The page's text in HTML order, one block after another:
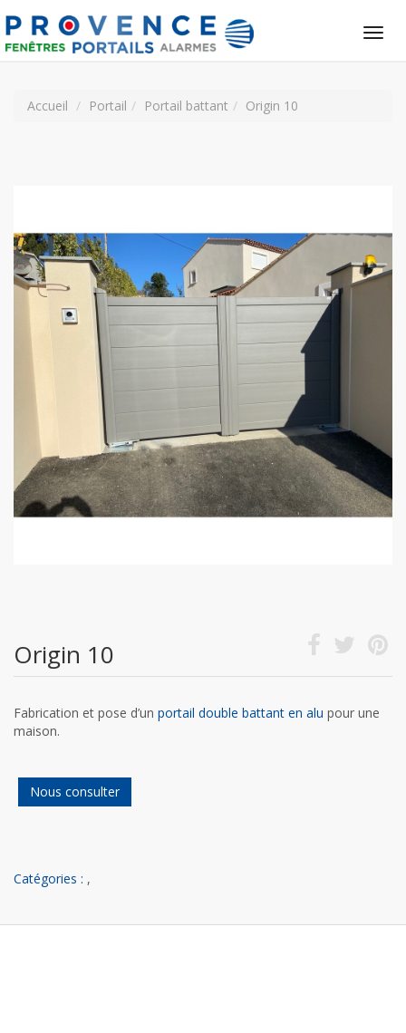
Accueil Portail Portail battant Origin 10
Origin 10
Fabrication et pose d’un portail double battant en alu pour une
maison.
Nous consulter
Catégories : ,